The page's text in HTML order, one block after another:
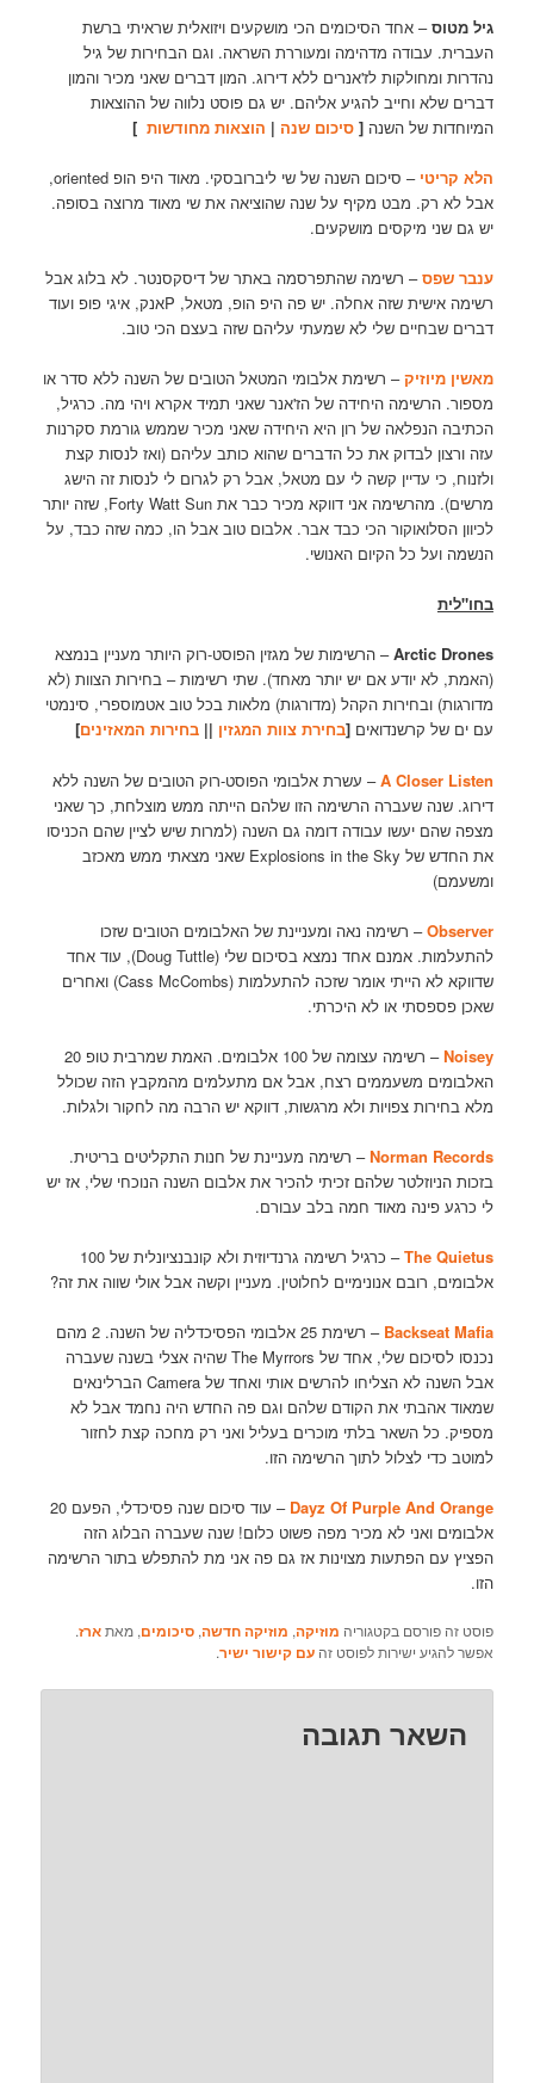
גיל מטוס– אחד הסיכומים הכי מושקעים ויזואלית שראיתי ברשת
העברית. עבודה מדהימה ומעוררת השראה. וגם הבחירות של גיל
נהדרות ומחולקות לז'אנרים ללא דירוג. המון דברים שאני מכיר והמון
דברים שלא וחייב להגיע אליהם. יש גם פוסט נלווה של ההוצאות
המיוחדות של השנה[סיכום שנה | הוצאות מחודשות ]
הלא קריטי
– סיכום השנה של שי ליברובסקי. מאוד היפ הופ oriented,
אבל לא רק. מבט מקיף על שנה שהוציאה את שי מאוד מרוצה בסופה.
יש גם שני מיקסים מושקעים.
ענבר שפס– רשימה שהתפרסמה באתר של דיסקסנטר. לא בלוג אבל
רשימה אישית שזה אחלה. יש פה היפ הופ, מטאל, Pאנק, איגי פופ ועוד
דברים שבחיים שלי לא שמעתי עליהם שזה בעצם הכי טוב.
מאשין מיוזיק– רשימת אלבומי המטאל הטובים של השנה ללא סדר או
מספור. הרשימה היחידה של הז'אנר שאני תמיד אקרא ויהי מה. כרגיל,
הכתיבה הנפלאה של רון היא היחידה שאני מכיר שממש גורמת סקרנות
עזה ורצון לבדוק את כל הדברים שהוא כותב עליהם (ואז לנסות קצת
ולזנוח, כי עדיין קשה לי עם מטאל, אבל רק לגרום לי לנסות זה הישג
מרשים). מהרשימה אני דווקא מכיר כבר את Forty Watt Sun, שזה יותר
לכיוון הסלואוקור הכי כבד אבר. אלבום טוב אבל הו, כמה שזה כבד, על
הנשמה ועל כל הקיום האנושי.
בחו"לית
Arctic Drones– הרשימות של מגזין הפוסט-רוק היותר מעניין בנמצא
(האמת, לא יודע אם יש יותר מאחד). שתי רשימות – בחירות הצוות (לא
מדורגות) ובחירות הקהל (מדורגות) מלאות בכל טוב אטמוספרי, סינמטי
עם ים של קרשנדואים[בחירת צוות המגזין ||בחירות המאזינים]
A Closer Listen– עשרת אלבומי הפוסט-רוק הטובים של השנה ללא
דירוג. שנה שעברה הרשימה הזו שלהם הייתה ממש מוצלחת, כך שאני
מצפה שהם יעשו עבודה דומה גם השנה (למרות שיש לציין שהם הכניסו
את החדש של Explosions in the Sky שאני מצאתי ממש מאכזב
ומשעמם)
Observer– רשימה נאה ומעניינת של האלבומים הטובים שזכו
להתעלמות. אמנם אחד נמצא בסיכום שלי (Doug Tuttle), עוד אחד
שדווקא לא הייתי אומר שזכה להתעלמות (Cass McCombs) ואחרים
שאכן פספסתי או לא היכרתי.
Noisey
– רשימה עצומה של 100 אלבומים. האמת שמרבית טופ 20
האלבומים משעממים רצח, אבל אם מתעלמים מהמקבץ הזה שכולל
מלא בחירות צפויות ולא מרגשות, דווקא יש הרבה מה לחקור ולגלות.
Norman Records– רשימה מעניינת של חנות התקליטים בריטית.
בזכות הניוזלטר שלהם זכיתי להכיר את אלבום השנה הנוכחי שלי, אז יש
לי כרגע פינה מאוד חמה בלב עבורם.
The Quietus
– כרגיל רשימה גרנדיוזית ולא קונבנציונלית של 100
אלבומים, רובם אנונימיים לחלוטין. מעניין וקשה אבל אולי שווה את זה?
Backseat Mafia
– רשימת 25 אלבומי הפסיכדליה של השנה. 2 מהם
נכנסו לסיכום שלי, אחד של The Myrrors שהיה אצלי בשנה שעברה
אבל השנה לא הצליחו להרשים אותי ואחד של Camera הברלינאים
שמאוד אהבתי את הקודם שלהם וגם פה החדש היה נחמד אבל לא
מספיק. כל השאר בלתי מוכרים בעליל ואני רק מחכה קצת לחזור
למוטב כדי לצלול לתוך הרשימה הזו.
Dayz Of Purple And Orange
– עוד סיכום שנה פסיכדלי, הפעם 20
אלבומים ואני לא מכיר מפה פשוט כלום! שנה שעברה הבלוג הזה
הפציץ עם הפתעות מצוינות אז גם פה אני מת להתפלש בתור הרשימה
הזו.
פוסט זה פורסם בקטגוריה מוזיקה, מוזיקה חדשה,סיכומים, מאתארז.
אפשר להגיע ישירות לפוסט זהעם קישור ישיר.
השאר תגובה